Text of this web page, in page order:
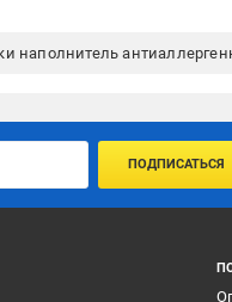
наполнитель
ПОДПИСАТЬСЯ